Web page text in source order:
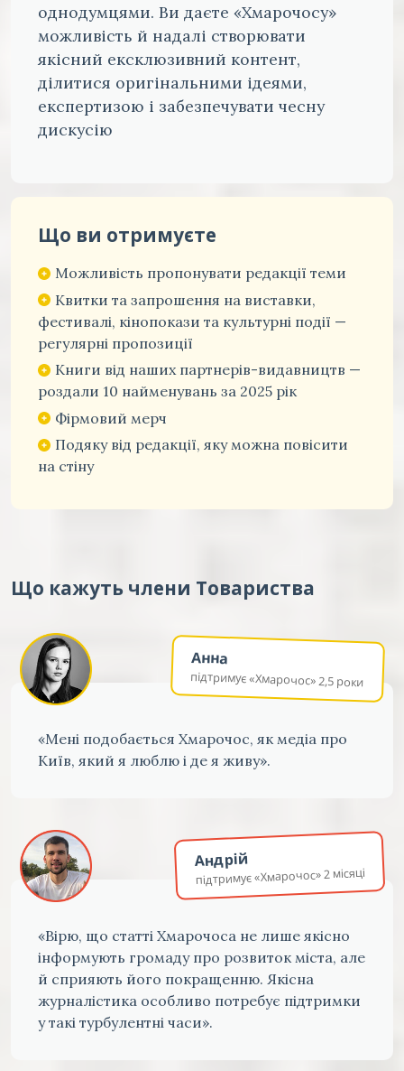
однодумцями. Ви даєте «Хмарочосу»
можливість й надалі створювати
якісний ексклюзивний контент,
ділитися оригінальними ідеями,
експертизою і забезпечувати чесну
дискусію
Що ви отримуєте
Можливість пропонувати редакції теми
Квитки та запрошення на виставки,
фестивалі, кінопокази та культурні події —
регулярні пропозиції
Книги від наших партнерів-видавництв —
роздали 10 найменувань за 2025 рік
Фірмовий мерч
Подяку від редакції, яку можна повісити
на стіну
Що кажуть члени Товариства
Анна
підтримує «Хмарочос» 2,5 роки
«Мені подобається Хмарочос, як медіа про
Київ, який я люблю і де я живу».
Андрій
підтримує «Хмарочос» 2 місяці
«Вірю, що статті Хмарочоса не лише якісно
інформують громаду про розвиток міста, але
й сприяють його покращенню. Якісна
журналістика особливо потребує підтримки
у такі турбулентні часи».